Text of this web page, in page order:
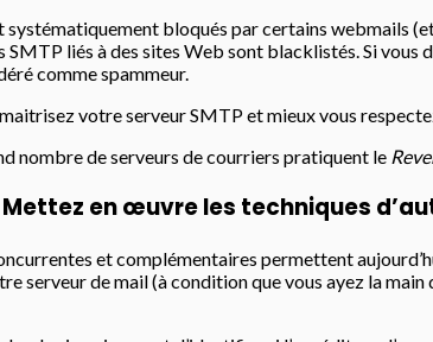
systématiquement bloqués par certains webmails
SMTP liés à des sites Web sont blacklistés. Si vous
comme spammeur.
votre serveur SMTP et mieux vous
nombre de serveurs de courriers pratiquent le
Mettez en œuvre les techniques
et complémentaires permettent
serveur de mail (à condition que vous ayez la main